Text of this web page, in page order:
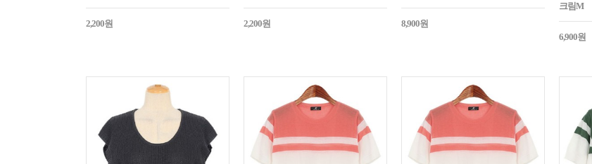
2,200원 2,200원 8,900원
크림M
6,900원